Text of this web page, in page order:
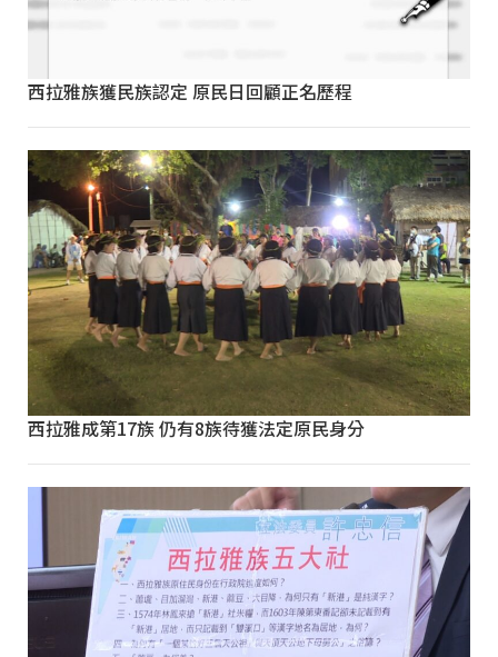
西拉雅族獲民族認定 原民日回顧正名歷程
西拉雅成第17族 仍有8族待獲法定原民身分